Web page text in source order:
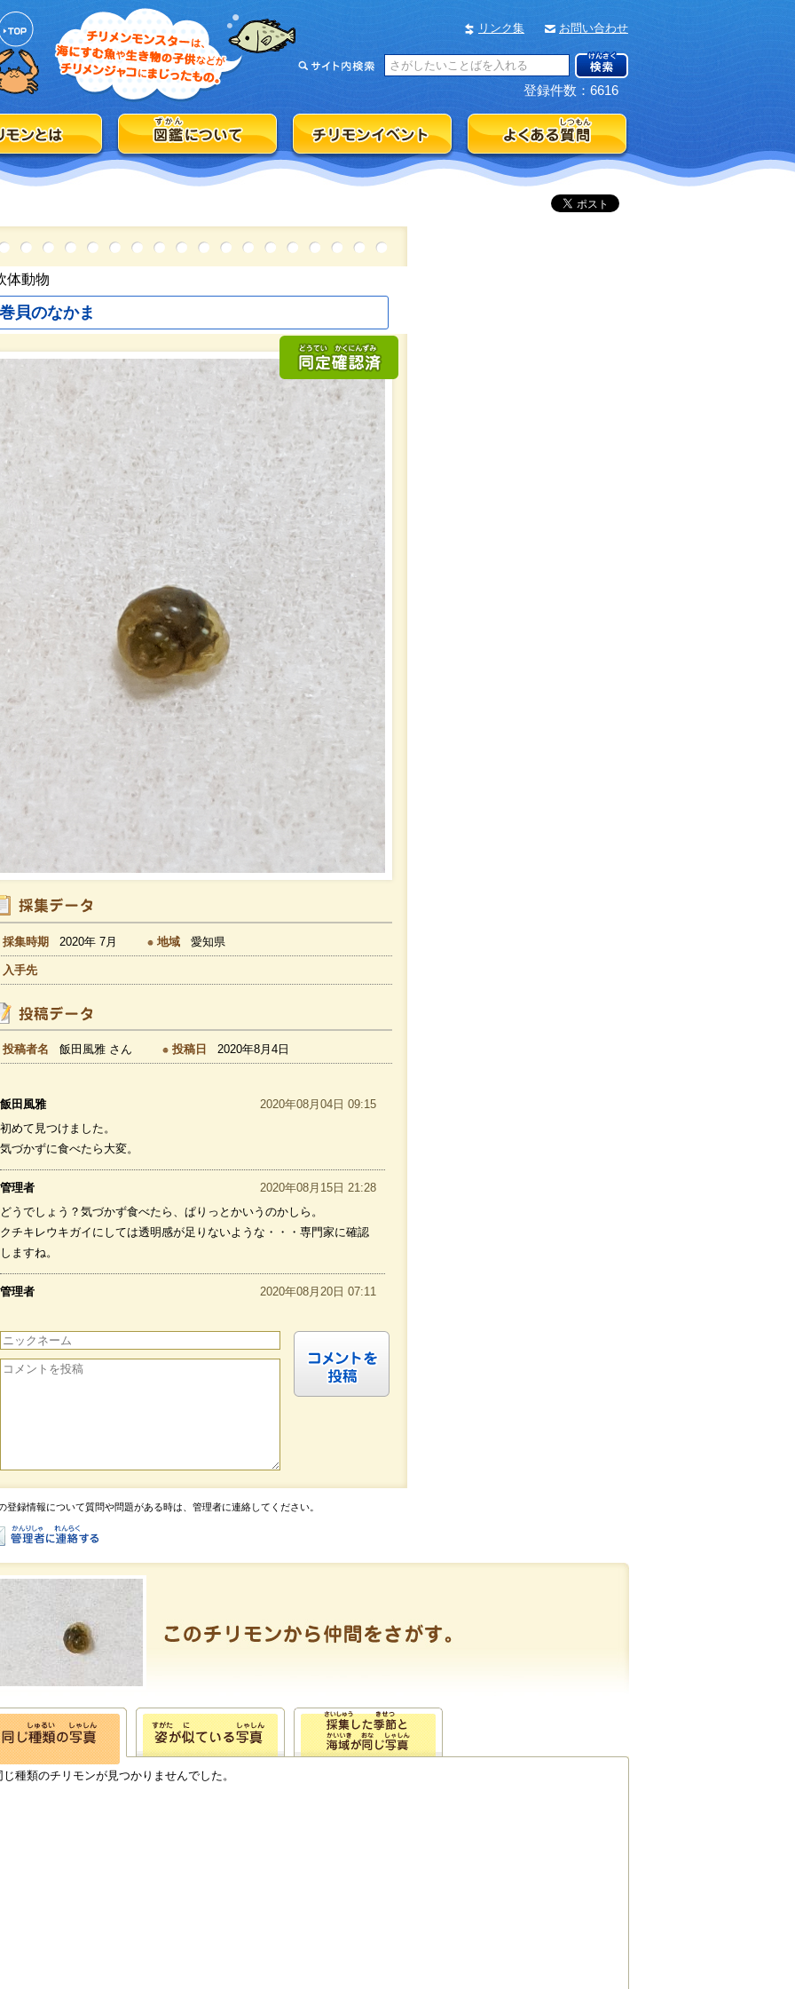
リンク集 お問い合わせ
登録件数：6616
体動物
巻貝のなかま
採集時期 2020年 7月 地域 愛知県
入手先
投稿者名 飯田風雅 さん 投稿日 2020年8月4日
飯田風雅
2020年08月04日 09:15
初めて見つけました。
気づかずに食べたら大変。
管理者
2020年08月15日 21:28
どうでしょう？気づかず食べたら、ぱりっとかいうのかしら。
クチキレウキガイにしては透明感が足りないような・・・専門家に確認
しますね。
管理者
2020年08月20日 07:11
なかまかどうかを判断するのは難しいです．
登録情報について質問や問題がある時は、管理者に連絡してください。
じ種類のチリモンが見つかりませんでした。